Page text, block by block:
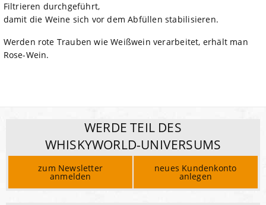
Filtrieren durchgeführt,
damit die Weine sich vor dem Abfüllen stabilisieren.
Werden rote Trauben wie Weißwein verarbeitet, erhält man
Rose-Wein.
WERDE TEIL DES
WHISKYWORLD-UNIVERSUMS
zum Newsletter
anmelden
neues Kundenkonto
anlegen